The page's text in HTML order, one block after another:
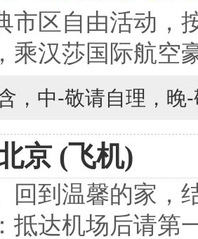
市区自由活动，
乘汉莎国际航空
，中-敬请自理，晚
京 (飞机)
回到温馨的家
抵达机场后请第